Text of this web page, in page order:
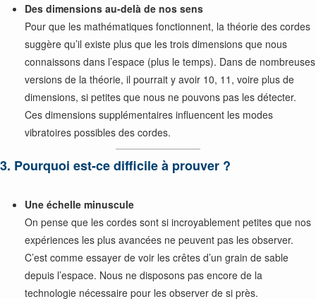
Des dimensions au-delà de nos sens
Pour que les mathématiques fonctionnent, la théorie des cordes
suggère qu’il existe plus que les trois dimensions que nous
connaissons dans l’espace (plus le temps). Dans de nombreuses
versions de la théorie, il pourrait y avoir 10, 11, voire plus de
dimensions, si petites que nous ne pouvons pas les détecter.
Ces dimensions supplémentaires influencent les modes
vibratoires possibles des cordes.
3. Pourquoi est-ce difficile à prouver ?
Une échelle minuscule
On pense que les cordes sont si incroyablement petites que nos
expériences les plus avancées ne peuvent pas les observer.
C’est comme essayer de voir les crêtes d’un grain de sable
depuis l’espace. Nous ne disposons pas encore de la
technologie nécessaire pour les observer de si près.